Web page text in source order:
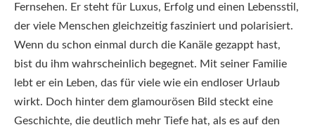
Fernsehen. Er steht für Luxus, Erfolg und einen Lebensstil,
der viele Menschen gleichzeitig fasziniert und polarisiert.
Wenn du schon einmal durch die Kanäle gezappt hast,
bist du ihm wahrscheinlich begegnet. Mit seiner Familie
lebt er ein Leben, das für viele wie ein endloser Urlaub
wirkt. Doch hinter dem glamourösen Bild steckt eine
Geschichte, die deutlich mehr Tiefe hat, als es auf den